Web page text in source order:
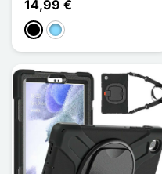
14,99 €
SchwarzHellblau